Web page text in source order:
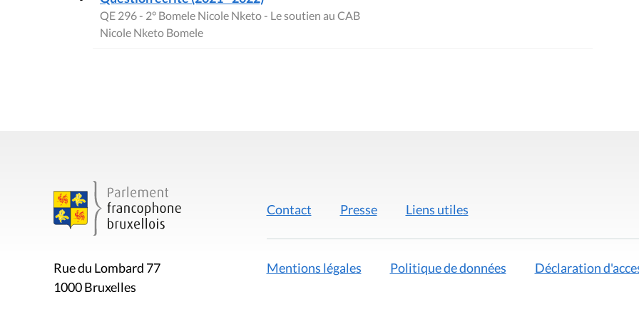
QE 296 - 2° Bomele Nicole Nketo - Le soutien au CAB
Nicole Nketo Bomele
Rue du Lombard 77
1000 Bruxelles
Contact Presse Liens utiles
Mentions légales Politique de données Déclaration